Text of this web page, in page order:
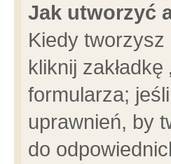
Jak utworzyć
Kiedy
kliknij
formularza;
uprawnień, by
do